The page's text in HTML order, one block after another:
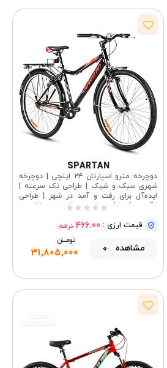
SPARTAN
دوچرخه مترو اسپارتان ۲۴ اینچی | دوچرخه
شهری سبک و شیک | طراحی تک سرعته |
ایده‌آل برای رفت و آمد در شهر | طراحی
ارگونومیک | مناسب برای نوجوانان و
قیمت ارزی : 466.00 درهم
تومــــــان
31,805,000 مشاهده